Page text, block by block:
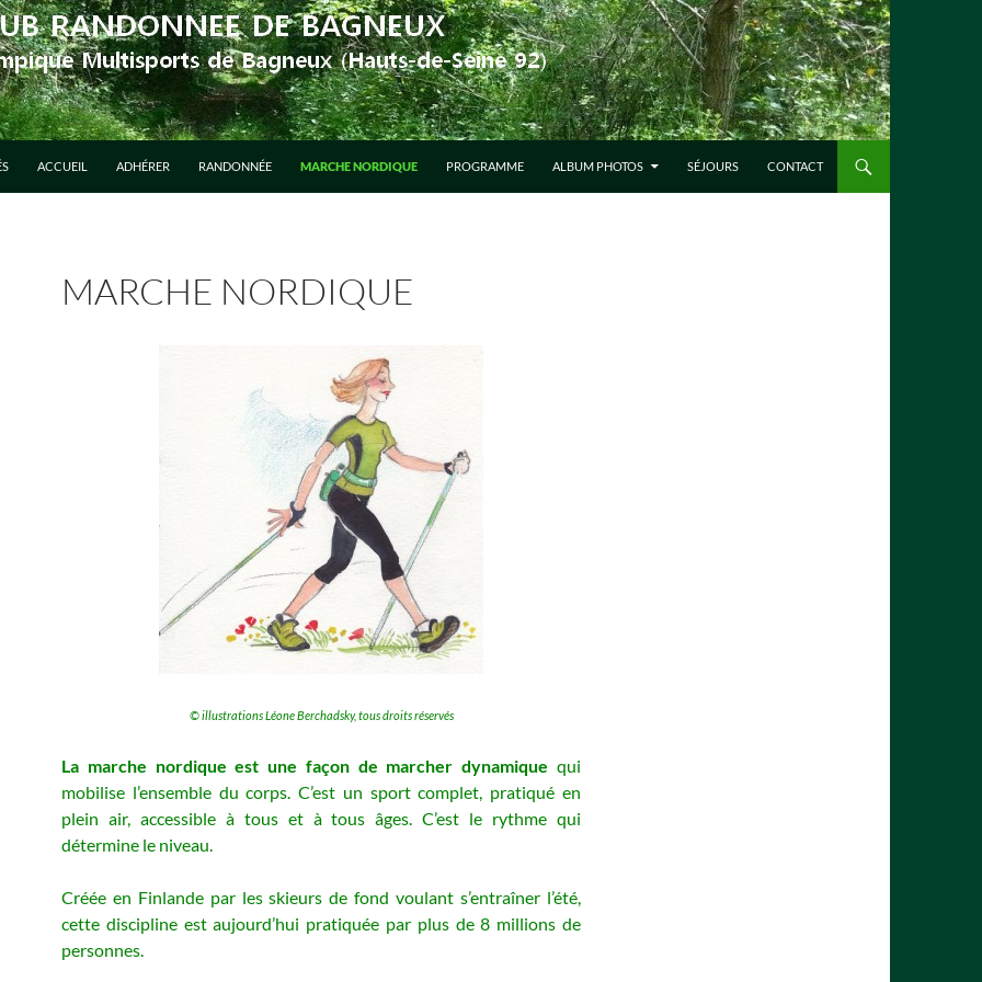
ACCUEIL ADHÉRER RANDONNÉE MARCHE NORDIQUE PROGRAMME ALBUM PHOTOS SÉJOURS CONTACT
MARCHE NORDIQUE
© illustrations Léone Berchadsky, tous droits réservés
La marche nordique est une façon de marcher dynamique qui
mobilise l’ensemble du corps. C’est un sport complet, pratiqué en
plein air, accessible à tous et à tous âges. C’est le rythme qui
détermine le niveau.
Créée en Finlande par les skieurs de fond voulant s’entraîner l’été,
cette discipline est aujourd’hui pratiquée par plus de 8 millions de
personnes.